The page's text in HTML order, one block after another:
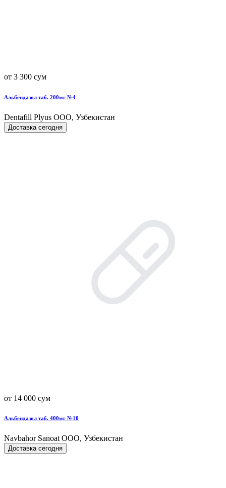
от 3 300 сум
Альбендазол таб. 200мг №4
Dentafill Plyus OOO, Узбекистан
Доставка сегодня
от 14 000 сум
Альбендазол таб. 400мг №10
Navbahor Sanoat ООО, Узбекистан
Доставка сегодня